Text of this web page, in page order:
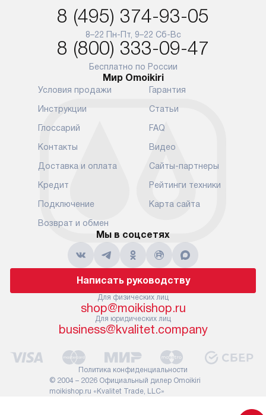
8 (495) 374-93-05
8–22 Пн-Пт, 9–22 Сб-Вс
8 (800) 333-09-47
Бесплатно по России
Мир Omoikiri
Условия продажи
Инструкции
Глоссарий
Контакты
Доставка и оплата
Кредит
Подключение
Возврат и обмен
Гарантия
Статьи
FAQ
Видео
Сайты-партнеры
Рейтинги техники
Карта сайта
Мы в соцсетях
Написать руководству
Для физических лиц
shop@moikishop.ru
Для юридических лиц
business@kvalitet.company
© 2004 – 2026 Официальный дилер Omoikiri
moikishop.ru «Kvalitet Trade, LLC»
Политика конфиденциальности